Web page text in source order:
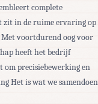
complete
zit in de ruime ervaring op
voortdurend oog voor
heeft het bedrijf
om precisiebewerking en
Het is wat we samendoen